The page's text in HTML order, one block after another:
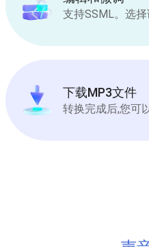
支持SSML。选
下载MP3文件
转换完成后,您可